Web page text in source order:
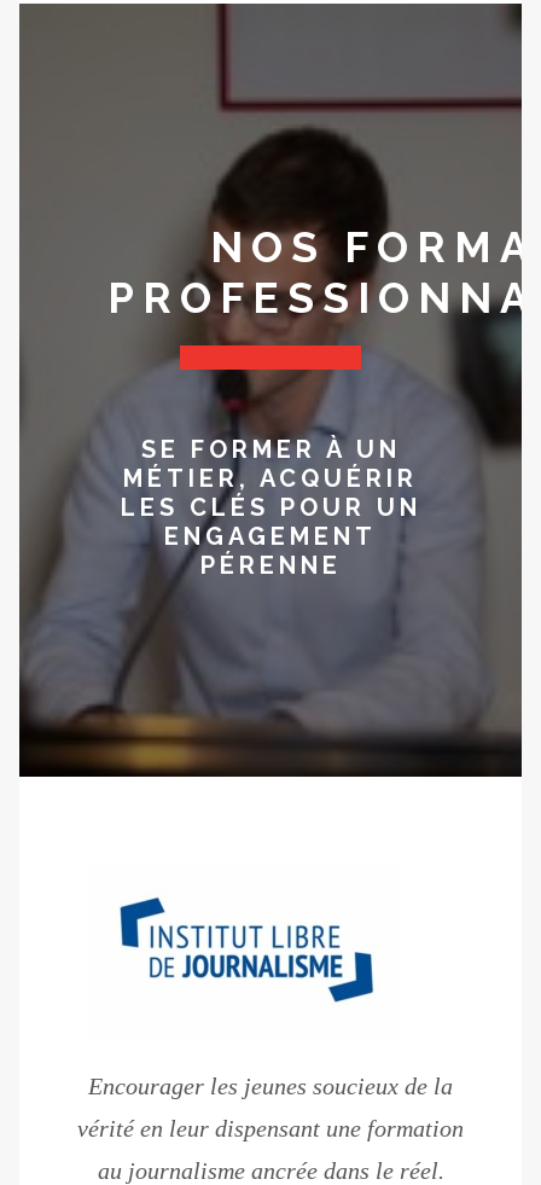
NOS
SE FORMER À UN
MÉTIER, ACQUÉRIR
LES CLÉS POUR UN
ENGAGEMENT
PÉRENNE
Encourager les jeunes soucieux de la
vérité en leur dispensant une formation
au journalisme ancrée dans le réel.